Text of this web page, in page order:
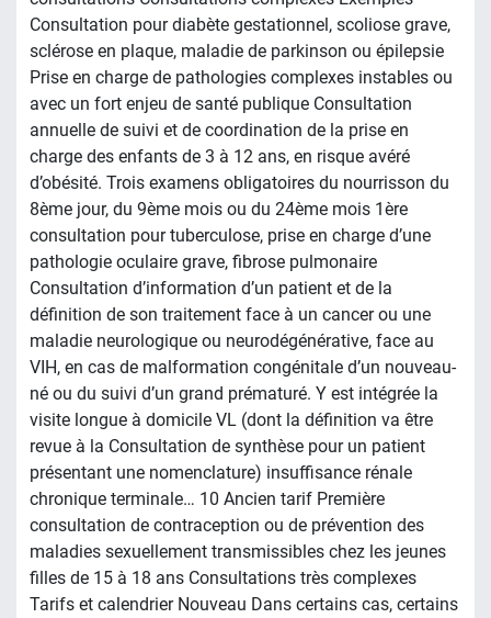
Consultation pour diabète gestationnel, scoliose grave,
sclérose en plaque, maladie de parkinson ou épilepsie
Prise en charge de pathologies complexes instables ou
avec un fort enjeu de santé publique Consultation
annuelle de suivi et de coordination de la prise en
charge des enfants de 3 à 12 ans, en risque avéré
d’obésité. Trois examens obligatoires du nourrisson du
8ème jour, du 9ème mois ou du 24ème mois 1ère
consultation pour tuberculose, prise en charge d’une
pathologie oculaire grave, fibrose pulmonaire
Consultation d’information d’un patient et de la
définition de son traitement face à un cancer ou une
maladie neurologique ou neurodégénérative, face au
VIH, en cas de malformation congénitale d’un nouveau-
né ou du suivi d’un grand prématuré. Y est intégrée la
visite longue à domicile VL (dont la définition va être
revue à la Consultation de synthèse pour un patient
présentant une nomenclature) insuffisance rénale
chronique terminale… 10 Ancien tarif Première
consultation de contraception ou de prévention des
maladies sexuellement transmissibles chez les jeunes
filles de 15 à 18 ans Consultations très complexes
Tarifs et calendrier Nouveau Dans certains cas, certains